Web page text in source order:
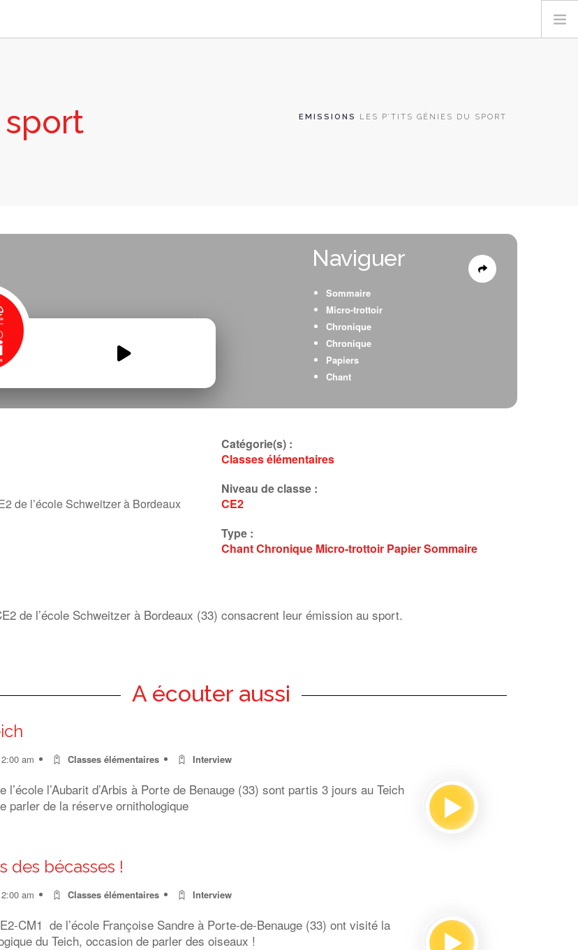
sport EMISSIONS LES P’TITS GÉNIES DU SPORT
Les-Ptits-Genies-du-Sport.mp3
Naviguer
Sommaire
Micro-trottoir
Chronique
Chronique
Papiers
Chant
de l’école Schweitzer à Bordeaux
Catégorie(s) :
Classes élémentaires
Niveau de classe :
CE2
Type :
ChantChronique Micro-trottoir PapierSommaire
de l’école Schweitzer à Bordeaux (33) consacrent leur émission au sport.
A écouter aussi
am Classes élémentaires Interview
l’école l’Aubarit d’Arbis à Porte de Benauge (33) sont partis 3 jours au Teich
parler de la réserve ornithologique
des bécasses !
am Classes élémentaires Interview
CM1 de l’école Françoise Sandre à Porte-de-Benauge (33) ont visité la
du Teich, occasion de parler des oiseaux !